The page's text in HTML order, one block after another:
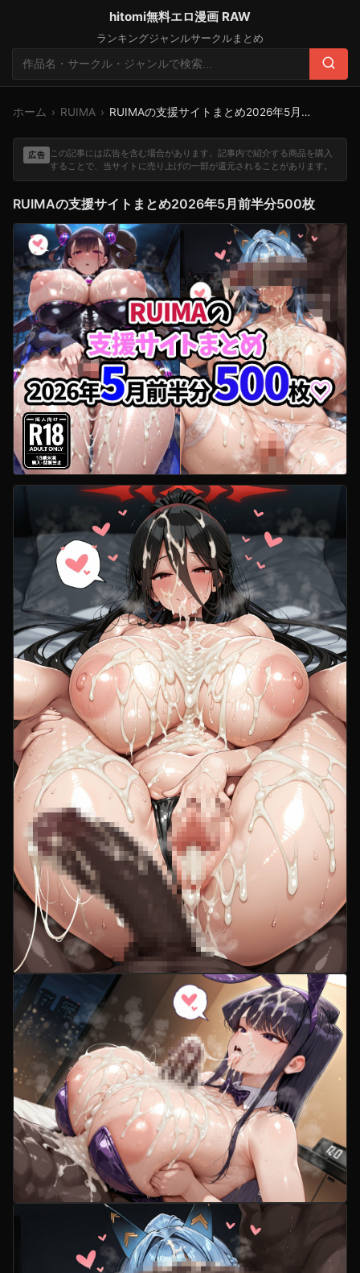
hitomi無料エロ漫画 RAW
索:
検
ランキングジャンルサークルまとめ
ホーム › RUIMA › RUIMAの支援サイトまとめ2026年5月前半分500枚
広告 この記事には広告を含む場合があります。記事内で紹介する商品を購入
することで、当サイトに売り上げの一部が還元されることがあります。
RUIMAの支援サイトまとめ2026年5月前半分500枚